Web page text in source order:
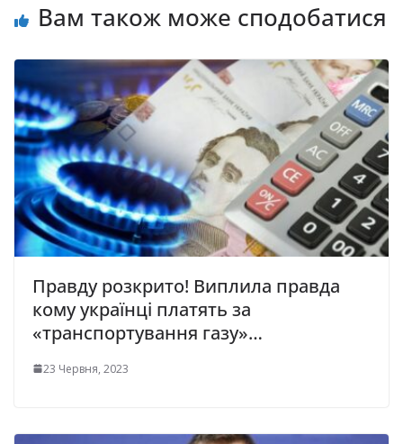
Вам також може сподобатися
Правду розкрито! Виплила правда
кому українці платять за
«тpaнcпopтyвaння гaзy»…
23 Червня, 2023